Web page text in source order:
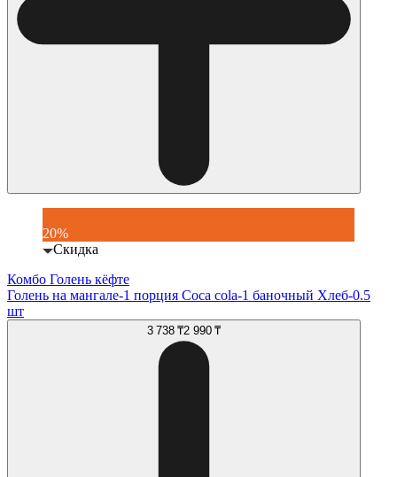
20%
Скидка
Комбо Голень кёфте
Голень на мангале-1 порция Coca cola-1 баночный Хлеб-0.5
шт
3 738 ₸2 990 ₸